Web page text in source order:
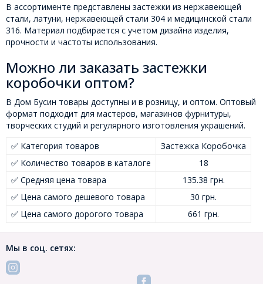
В ассортименте представлены застежки из нержавеющей
стали, латуни, нержавеющей стали 304 и медицинской стали
316. Материал подбирается с учетом дизайна изделия,
прочности и частоты использования.
Можно ли заказать застежки
коробочки оптом?
В Дом Бусин товары доступны и в розницу, и оптом. Оптовый
формат подходит для мастеров, магазинов фурнитуры,
творческих студий и регулярного изготовления украшений.
✅ Категория товаров
Застежка Коробочка
✅ Количество товаров в каталоге
18
✅ Средняя цена товара
135.38 грн.
✅ Цена самого дешевого товара
30 грн.
✅ Цена самого дорогого товара
661 грн.
Мы в соц. сетях: